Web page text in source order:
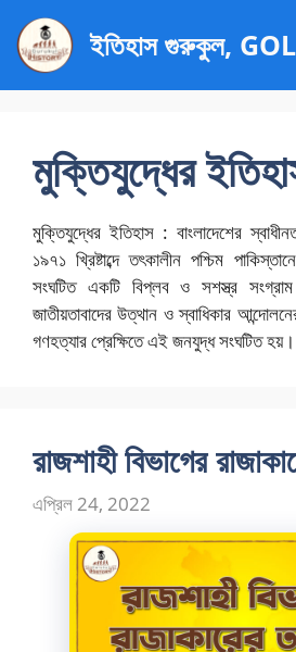
লেখায়
ইতিহাস গুরুকুল,
মুক্তিযুদ্ধের
মুক্তিযুদ্ধের ইতিহাস : বাংলাদেশের
১৯৭১ খ্রিষ্টাব্দে তৎকালীন পশ্চিম
সংঘটিত একটি বিপ্লব ও সশস্ত্র
জাতীয়তাবাদের উত্থান ও স্বাধিকার
গণহত্যার প্রেক্ষিতে এই জনযুদ্ধ সংঘটিত হয়।
রাজশাহী বিভাগের
এপ্রিল 24, 2022